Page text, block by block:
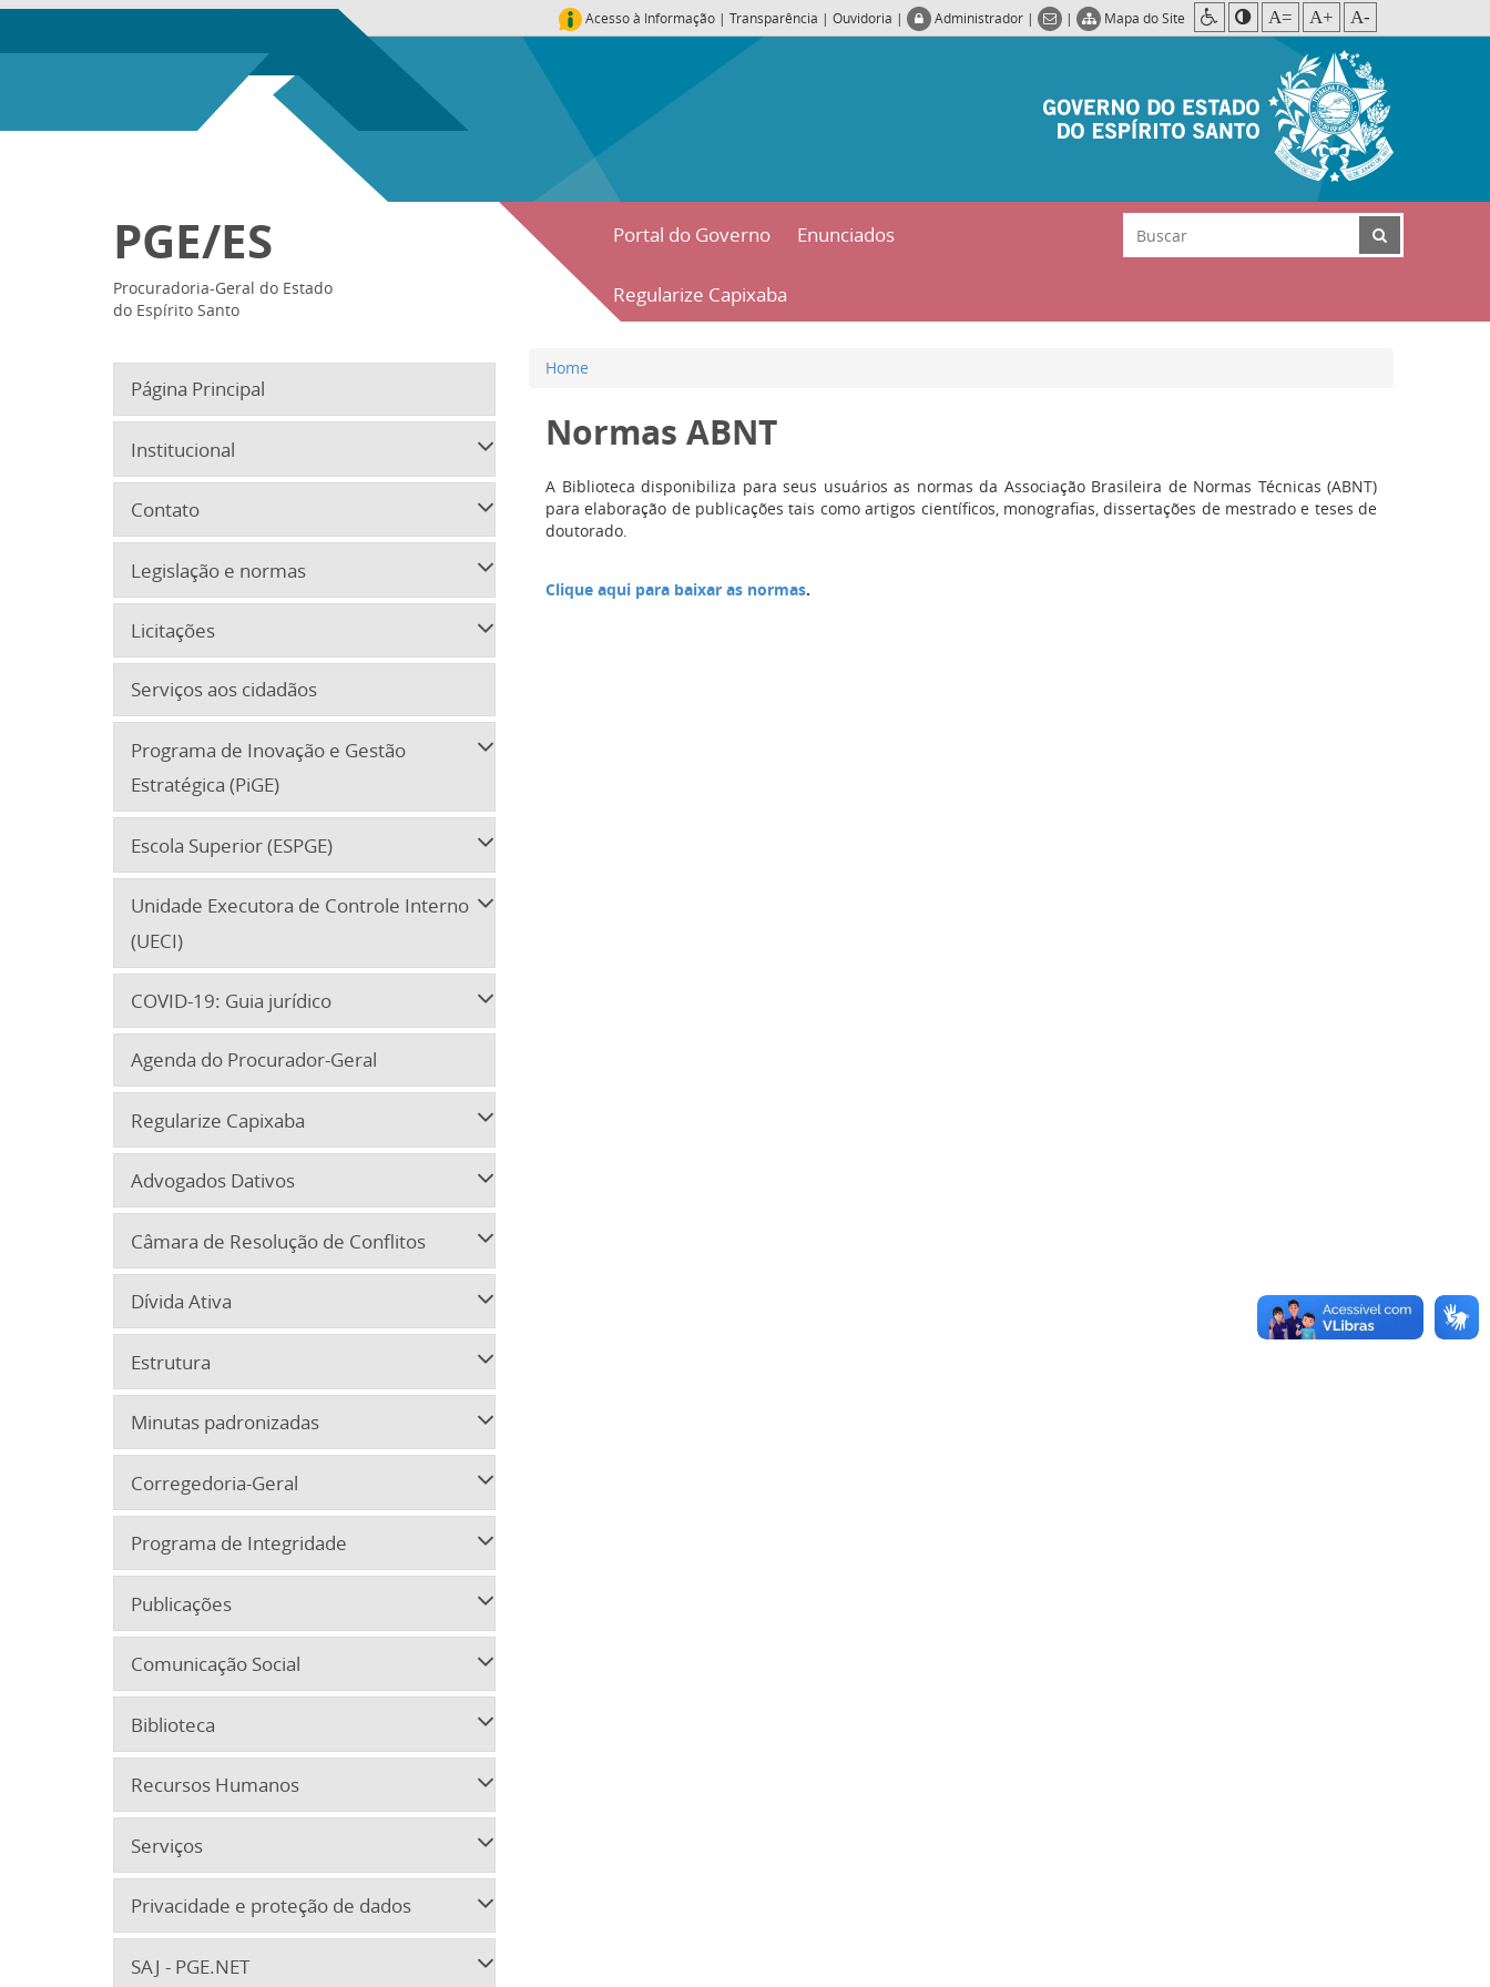
Acesso à Informação | Transparência | Ouvidoria | Administrador | | Mapa do Site A= A+ A-
Portal do Governo Enunciados
Regularize Capixaba
PGE/ES
Procuradoria-Geral do Estado
do Espírito Santo
Página Principal
Institucional
Contato
Legislação e normas
Licitações
Serviços aos cidadãos
Programa de Inovação e Gestão
Estratégica (PiGE)
Escola Superior (ESPGE)
Unidade Executora de Controle Interno
(UECI)
COVID-19: Guia jurídico
Agenda do Procurador-Geral
Regularize Capixaba
Advogados Dativos
Câmara de Resolução de Conflitos
Dívida Ativa
Estrutura
Minutas padronizadas
Corregedoria-Geral
Programa de Integridade
Publicações
Comunicação Social
Biblioteca
Recursos Humanos
Serviços
Privacidade e proteção de dados
SAJ - PGE.NET
Home
Normas ABNT
A Biblioteca disponibiliza para seus usuários as normas da Associação Brasileira de Normas Técnicas (ABNT)
para elaboração de publicações tais como artigos científicos, monografias, dissertações de mestrado e teses de
doutorado.
Clique aqui para baixar as normas.